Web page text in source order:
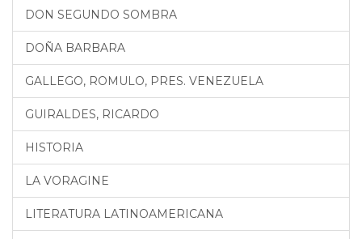
DON SEGUNDO SOMBRA
DOÑA BARBARA
GALLEGO, ROMULO, PRES. VENEZUELA
GUIRALDES, RICARDO
HISTORIA
LA VORAGINE
LITERATURA LATINOAMERICANA